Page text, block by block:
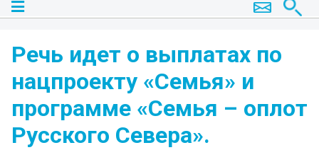
Речь идет о выплатах по
нацпроекту «Семья» и
программе «Семья – оплот
Русского Севера».